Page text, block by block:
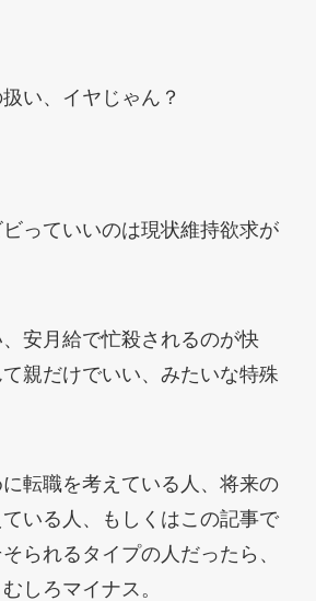
い、イヤじゃん？
っていいのは現状維持欲求が
安月給で忙殺されるのが快
親だけでいい、みたいな特殊
転職を考えている人、将来の
いる人、もしくはこの記事で
られるタイプの人だったら、
しろマイナス。